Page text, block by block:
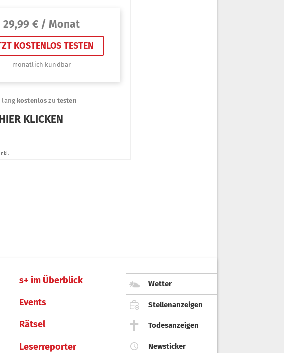
s+ im Überblick
Events
Rätsel
Leserreporter
Wetter
Stellenanzeigen
Todesanzeigen
Newsticker